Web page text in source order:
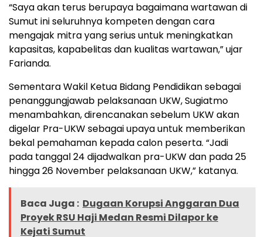
“Saya akan terus berupaya bagaimana wartawan di
Sumut ini seluruhnya kompeten dengan cara
mengajak mitra yang serius untuk meningkatkan
kapasitas, kapabelitas dan kualitas wartawan,” ujar
Farianda.
Sementara Wakil Ketua Bidang Pendidikan sebagai
penanggungjawab pelaksanaan UKW, Sugiatmo
menambahkan, direncanakan sebelum UKW akan
digelar Pra-UKW sebagai upaya untuk memberikan
bekal pemahaman kepada calon peserta. “Jadi
pada tanggal 24 dijadwalkan pra-UKW dan pada 25
hingga 26 November pelaksanaan UKW,” katanya.
Baca Juga : Dugaan Korupsi Anggaran Dua
Proyek RSU Haji Medan Resmi Dilapor ke
Kejati Sumut